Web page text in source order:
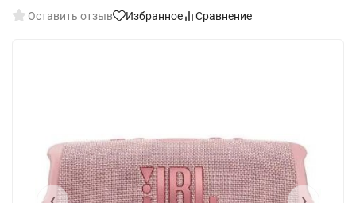
Оставить отзыв Избранное Сравнение